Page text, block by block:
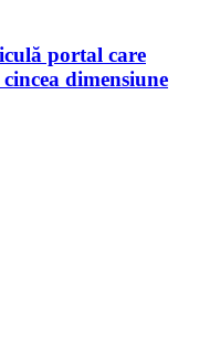
portal care
dimensiune